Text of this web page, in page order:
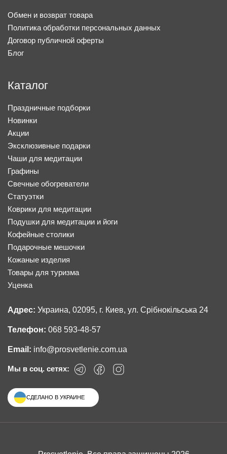
Обмен и возврат товара
Политика обработки персональных данных
Договор публичной оферты
Блог
Каталог
Праздничные подборки
Новинки
Акции
Эксклюзивные подарки
Чаши для медитации
Графины
Свечные обогреватели
Статуэтки
Коврики для медитации
Подушки для медитации и йоги
Кофейные столики
Подарочные мешочки
Кожаные изделия
Товары для туризма
Уценка
Адрес: Украина, 02095, г. Киев, ул. Срібнокільська 24
Телефон: 068 593-48-57
Email: info@prosvetlenie.com.ua
Мы в соц. сетях:
СДЕЛАНО В УКРАИНЕ